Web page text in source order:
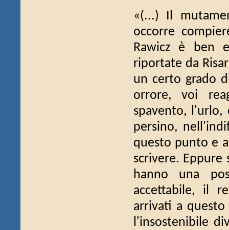
«(...) Il
occorre
Rawicz è ben
riportate da
un certo grado
orrore, voi
spavento, l'urlo,
persino,
questo punto e
scrivere. Eppure
hanno una
accettabile, il
arrivati a
l'insostenibile